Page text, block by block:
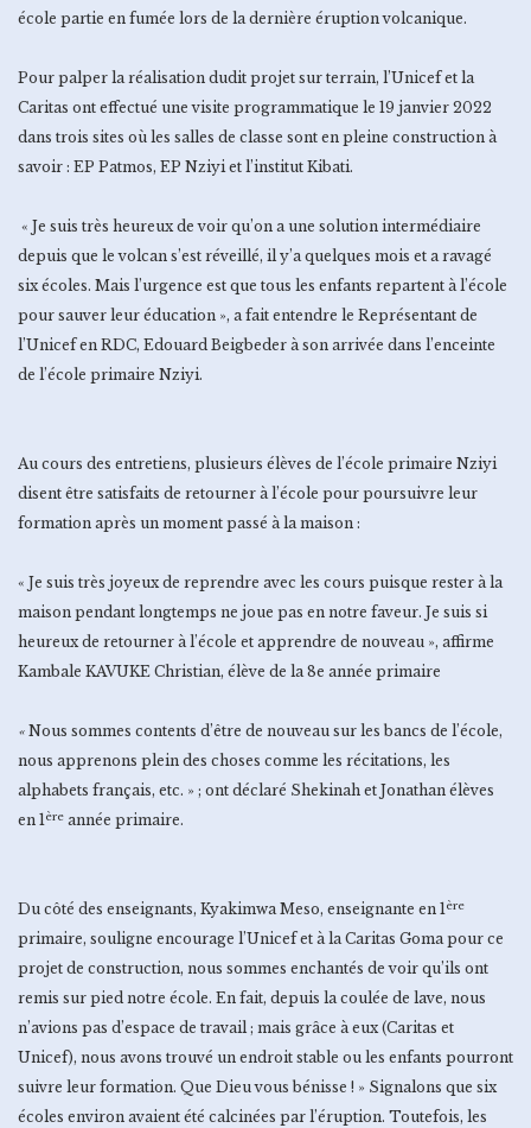
école partie en fumée lors de la dernière éruption volcanique.
Pour palper la réalisation dudit projet sur terrain, l’Unicef et la
Caritas ont effectué une visite programmatique le 19 janvier 2022
dans trois sites où les salles de classe sont en pleine construction à
savoir : EP Patmos, EP Nziyi et l’institut Kibati.
« Je suis très heureux de voir qu’on a une solution intermédiaire
depuis que le volcan s’est réveillé, il y’a quelques mois et a ravagé
six écoles. Mais l’urgence est que tous les enfants repartent à l’école
pour sauver leur éducation », a fait entendre le Représentant de
l’Unicef en RDC, Edouard Beigbeder à son arrivée dans l’enceinte
de l’école primaire Nziyi.
Au cours des entretiens, plusieurs élèves de l’école primaire Nziyi
disent être satisfaits de retourner à l’école pour poursuivre leur
formation après un moment passé à la maison :
« Je suis très joyeux de reprendre avec les cours puisque rester à la
maison pendant longtemps ne joue pas en notre faveur. Je suis si
heureux de retourner à l’école et apprendre de nouveau », affirme
Kambale KAVUKE Christian, élève de la 8e année primaire
« Nous sommes contents d’être de nouveau sur les bancs de l’école,
nous apprenons plein des choses comme les récitations, les
alphabets français, etc. » ; ont déclaré Shekinah et Jonathan élèves
en 1ère année primaire.
Du côté des enseignants, Kyakimwa Meso, enseignante en 1ère
primaire, souligne encourage l’Unicef et à la Caritas Goma pour ce
projet de construction, nous sommes enchantés de voir qu’ils ont
remis sur pied notre école. En fait, depuis la coulée de lave, nous
n’avions pas d’espace de travail ; mais grâce à eux (Caritas et
Unicef), nous avons trouvé un endroit stable ou les enfants pourront
suivre leur formation. Que Dieu vous bénisse ! » Signalons que six
écoles environ avaient été calcinées par l’éruption. Toutefois, les